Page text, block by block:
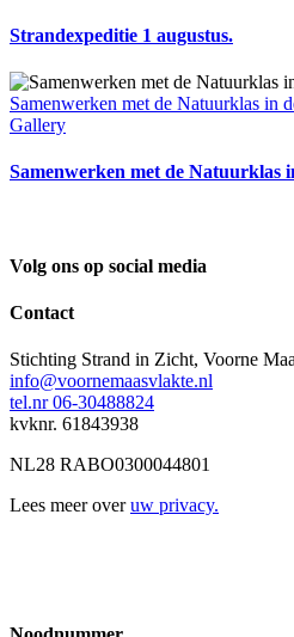
Strandexpeditie 1 augustus.
Samenwerken met de Natuurklas in
Gallery
Samenwerken met de Natuurklas
Volg ons op social media
Contact
Stichting Strand in Zicht, Voorne
info@voornemaasvlakte.nl
tel.nr 06-30488824
kvknr. 61843938
NL28 RABO0300044801
Lees meer overuw privacy.